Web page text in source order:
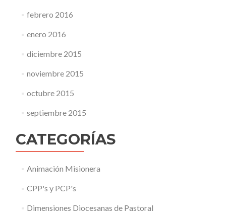
febrero 2016
enero 2016
diciembre 2015
noviembre 2015
octubre 2015
septiembre 2015
CATEGORÍAS
Animación Misionera
CPP's y PCP's
Dimensiones Diocesanas de Pastoral